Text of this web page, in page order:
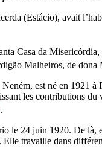
(Estácio), avait
Casa da
Malheiros, de dona
est né en 1921
les contributions
.
le 24 juin 1920. De là,
travaille dans